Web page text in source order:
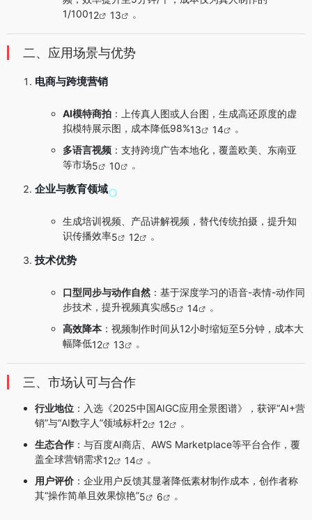
1/10012 13 。
二、应用场景与优势
电商与跨境营销
AI模特商拍 ：上传真人图或人台图，生成高还原度的虚
拟模特展示图，成本降低98%13 14
。
多语言视频 ：支持跨境广告本地化，覆盖欧美、东南亚
等市场5 10 。
企业与教育领域
生成培训视频、产品讲解视频，替代传统拍摄，提升知
识传播效率5 12 。
技术优势
口型同步与动作自然 ：基于深度学习的语音-表情-动作同
步技术，提升视频真实感5 14
。
高效降本 ：视频制作时间从12小时缩短至5分钟，成本大
幅降低12 13 。
三、市场认可与合作
行业地位 ：入选《2025中国AIGC应用全景图谱》，获评“AI+营
销”与“AI数字人”领域标杆2 12
。
生态合作 ：与百度AI商店、AWS Marketplace等平台合作，覆
盖全球营销需求12 14
。
用户评价 ：企业用户反馈其显著降低素材制作成本，创作者称
其“操作简单且效果惊艳”5 6 。